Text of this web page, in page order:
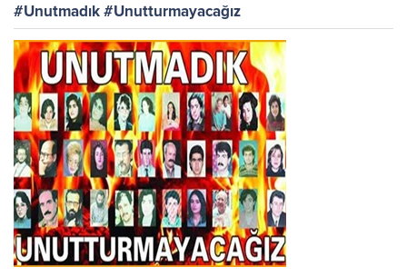
ibadethane ve...
#Unutmadık #Unutturmayacağız